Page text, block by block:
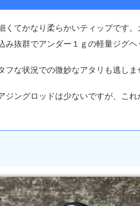
くてかなり柔らかいティップです
抜群でアンダー１ｇの軽量ジグヘ
な状況での微妙なアタリも逃しま
ジングロッドは少ないですが、こ